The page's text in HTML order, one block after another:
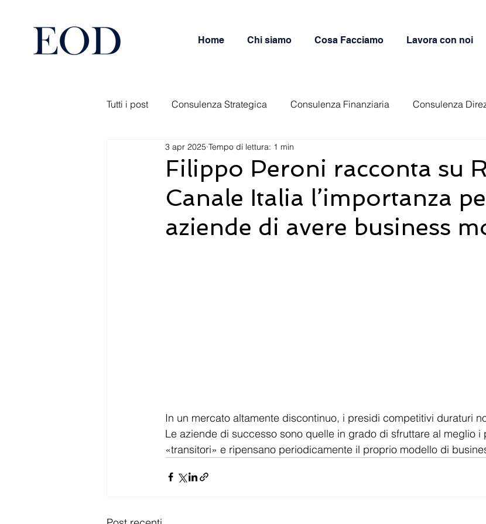
Home Chi siamo Cosa Facciamo Lavora con noi
Tutti i post Consulenza Strategica Consulenza Finanziaria Consulenza
Management Service Restructuring Services
Filippo Peroni racconta su
Canale Italia l’importanza
aziende di avere business
3 apr 2025 Tempo di lettura: 1 min
In un mercato altamente discontinuo, i presidi competitivi duraturi
Le aziende di successo sono quelle in grado di sfruttare al meglio i
«transitori» e ripensano periodicamente il proprio modello di